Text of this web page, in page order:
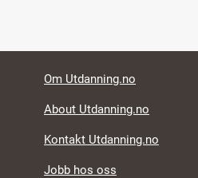
Footer links
Om Utdanning.no
About Utdanning.no
Kontakt Utdanning.no
Jobb hos oss